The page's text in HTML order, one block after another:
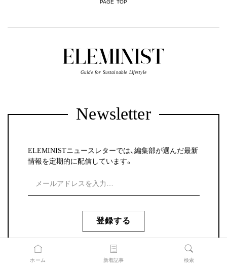
PAGE TOP
Guide for Sustainable Lifestyle
Newsletter
ELEMINISTニュースレターでは、編集部が選んだ最新
情報を定期的に配信しています。
登録する
ニュースレターのサンプルを見る
ホーム 新着記事 検索